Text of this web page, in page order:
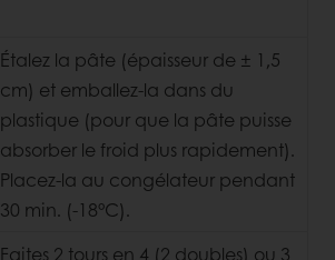
Étalez la pâte (épaisseur de ± 1,5
cm) et emballez-la dans du
plastique (pour que la pâte puisse
absorber le froid plus rapidement).
Placez-la au congélateur pendant
30 min. (-18°C).
Faites 2 tours en 4 (2 doubles) ou 3